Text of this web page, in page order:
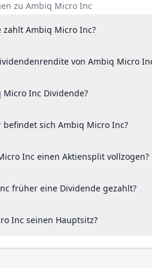
zu Ambiq Micro Inc
zahlt Ambiq Micro Inc?
von Ambiq Micro
Inc Dividende?
befindet sich Ambiq Micro Inc?
Inc einen Aktiensplit vollzogen?
früher eine Dividende gezahlt?
Inc seinen Hauptsitz?